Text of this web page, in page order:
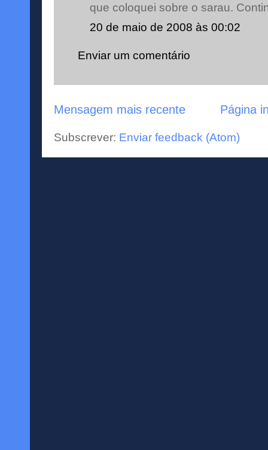
que coloquei sobre o sarau.
20 de maio de 2008 às 00:02
Enviar um comentário
Mensagem mais recente Página
Subscrever: Enviar feedback (Atom)